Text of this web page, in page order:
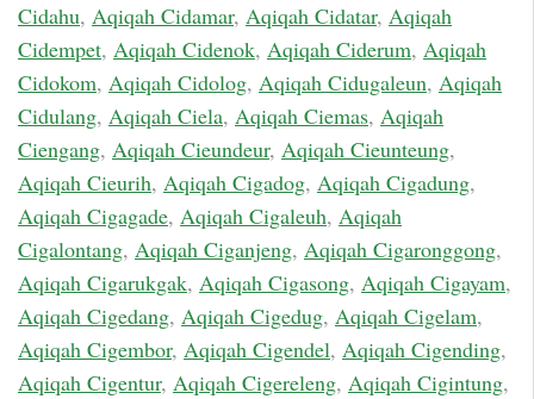
Cidahu, Aqiqah Cidamar, Aqiqah Cidatar, Aqiqah
Cidempet, Aqiqah Cidenok, Aqiqah Ciderum, Aqiqah
Cidokom, Aqiqah Cidolog, Aqiqah Cidugaleun, Aqiqah
Cidulang, Aqiqah Ciela, Aqiqah Ciemas, Aqiqah
Ciengang, Aqiqah Cieundeur, Aqiqah Cieunteung,
Aqiqah Cieurih, Aqiqah Cigadog, Aqiqah Cigadung,
Aqiqah Cigagade, Aqiqah Cigaleuh, Aqiqah
Cigalontang, Aqiqah Ciganjeng, Aqiqah Cigaronggong,
Aqiqah Cigarukgak, Aqiqah Cigasong, Aqiqah Cigayam,
Aqiqah Cigedang, Aqiqah Cigedug, Aqiqah Cigelam,
Aqiqah Cigembor, Aqiqah Cigendel, Aqiqah Cigending,
Aqiqah Cigentur, Aqiqah Cigereleng, Aqiqah Cigintung,